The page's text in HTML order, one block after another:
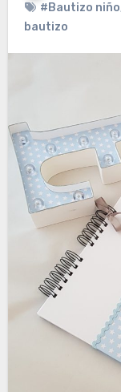
#Bautizo niño
bautizo